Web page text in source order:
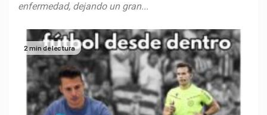
enfermedad, dejando un gran...
2 min de lectura